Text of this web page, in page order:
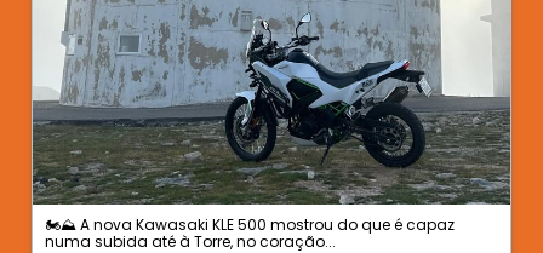
🏍️⛰️ A nova Kawasaki KLE 500 mostrou do que é capaz
numa subida até à Torre, no coração...